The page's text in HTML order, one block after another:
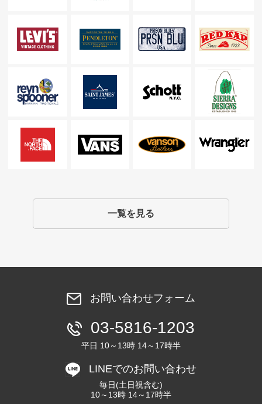
一覧を見る
お問い合わせフォーム
03-5816-1203
平日 10～13時 14～17時半
LINEでのお問い合わせ
毎日(土日祝含む)
10～13時 14～17時半